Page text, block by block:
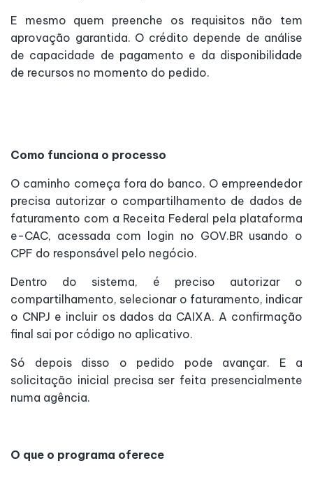
E mesmo quem preenche os requisitos não tem
aprovação garantida. O crédito depende de análise
de capacidade de pagamento e da disponibilidade
de recursos no momento do pedido.
Como funciona o processo
O caminho começa fora do banco. O empreendedor
precisa autorizar o compartilhamento de dados de
faturamento com a Receita Federal pela plataforma
e-CAC, acessada com login no GOV.BR usando o
CPF do responsável pelo negócio.
Dentro do sistema, é preciso autorizar o
compartilhamento, selecionar o faturamento, indicar
o CNPJ e incluir os dados da CAIXA. A confirmação
final sai por código no aplicativo.
Só depois disso o pedido pode avançar. E a
solicitação inicial precisa ser feita presencialmente
numa agência.
O que o programa oferece